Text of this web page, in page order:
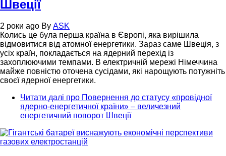
Швеції
2 роки ago By ASK
Колись це була перша країна в Європі, яка вирішила
відмовитися від атомної енергетики. Зараз саме Швеція, з
усіх країн, покладається на ядерний перехід із
захоплюючими темпами. В електричній мережі Німеччина
майже повністю оточена сусідами, які нарощують потужніть
своєї ядерної енергетики.
Читати далі про Повернення до статусу «провідної
ядерно-енергетичної країни» – величезний
енергетичний поворот Швеції